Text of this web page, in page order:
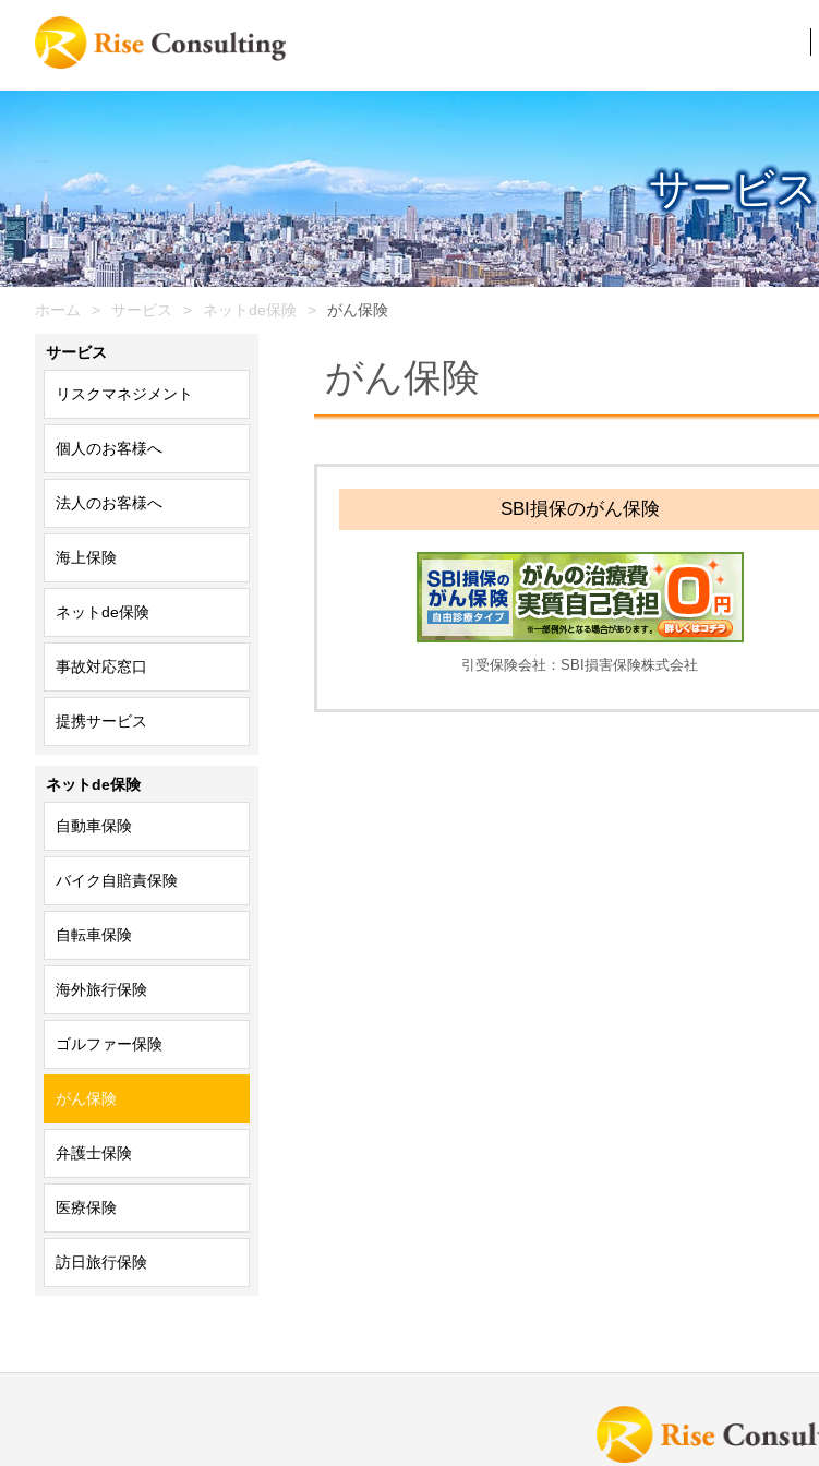
サービス
ホーム サービス ネットde保険 がん保険
サービス
リスクマネジメント
個人のお客様へ
法人のお客様へ
海上保険
ネットde保険
事故対応窓口
提携サービス
ネットde保険
自動車保険
バイク自賠責保険
自転車保険
海外旅行保険
ゴルファー保険
がん保険
弁護士保険
医療保険
訪日旅行保険
がん保険
SBI損保のがん保険
引受保険会社：SBI損害保険株式会社